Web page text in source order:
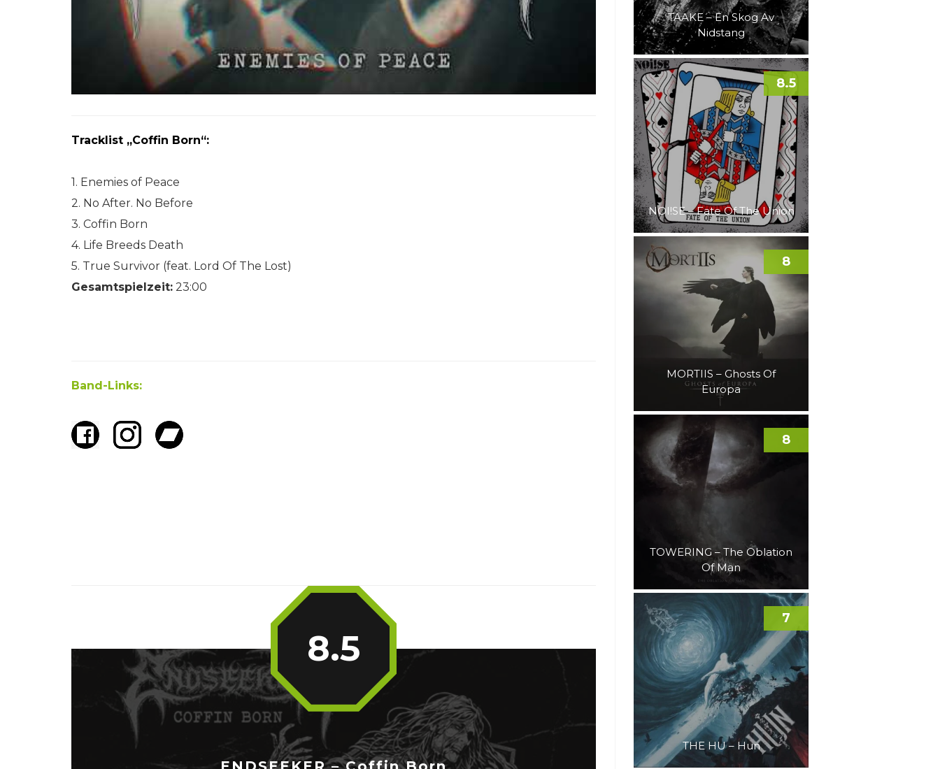
Tracklist „Coffin Born“:
1. Enemies of Peace
2. No After. No Before
3. Coffin Born
4. Life Breeds Death
5. True Survivor (feat. Lord Of The Lost)
Gesamtspielzeit: 23:00
Band-Links:
8.5
TAAKE – En Skog Av
Nidstang
NOI!SE – Fate Of The Union
8.5
MORTIIS – Ghosts Of
Europa
8
TOWERING – The Oblation
Of Man
8
THE HU – Hun
7